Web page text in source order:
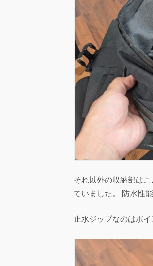
それ以外の収納部は
ていました。 防水性
止水ジップなのはポ